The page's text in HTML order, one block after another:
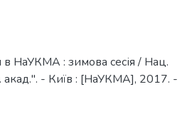
НаУКМА : зимова сесія / Нац.
- Київ : [НаУКМА], 2017. -